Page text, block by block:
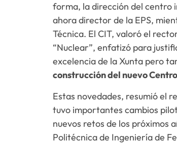
forma, la dirección del centro
ahora director de la EPS,
Técnica. El CIT, valoró el
“Nuclear”, enfatizó para
excelencia de la Xunta pero
construcción del nuevo
Estas novedades, resumió el
tuvo importantes cambios
nuevos retos de los próximos
Politécnica de Ingeniería de